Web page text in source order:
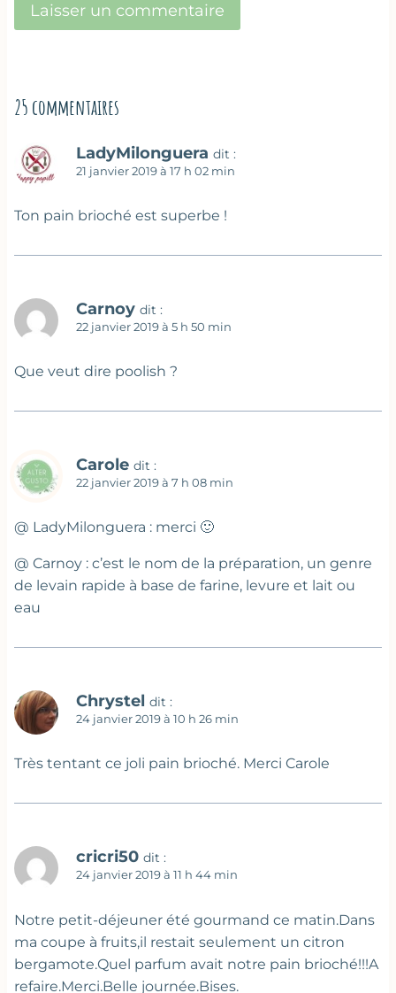
25 commentaires
LadyMilonguera dit :
21 janvier 2019 à 17 h 02 min
Ton pain brioché est superbe !
Carnoy dit :
22 janvier 2019 à 5 h 50 min
Que veut dire poolish ?
Carole dit :
22 janvier 2019 à 7 h 08 min
@ LadyMilonguera : merci 🙂
@ Carnoy : c’est le nom de la préparation, un genre
de levain rapide à base de farine, levure et lait ou
eau
Chrystel dit :
24 janvier 2019 à 10 h 26 min
Très tentant ce joli pain brioché. Merci Carole
cricri50 dit :
24 janvier 2019 à 11 h 44 min
Notre petit-déjeuner été gourmand ce matin.Dans
ma coupe à fruits,il restait seulement un citron
bergamote.Quel parfum avait notre pain brioché!!!A
refaire.Merci.Belle journée.Bises.